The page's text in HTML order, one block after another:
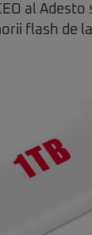
al
flash de